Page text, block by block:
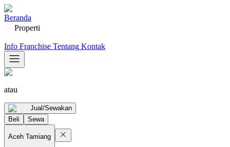
Beranda
Properti
Info Franchise Tentang Kontak
atau
Jual/Sewakan
Beli
Sewa
Aceh Tamiang